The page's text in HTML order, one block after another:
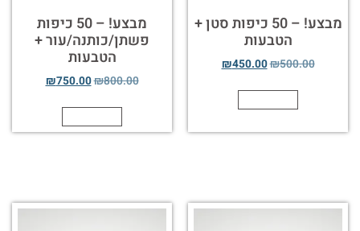
מבצע! – 50 כיפות סטן +
הטבעות
₪500.00
₪450.00
מבצע! – 50 כיפות
פשתן/כותנה/עור +
הטבעות
₪800.00
₪750.00